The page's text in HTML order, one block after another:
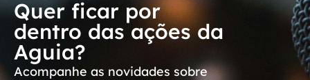
Quer ficar por
dentro das ações da
Aguia?
Acompanhe as novidades sobre